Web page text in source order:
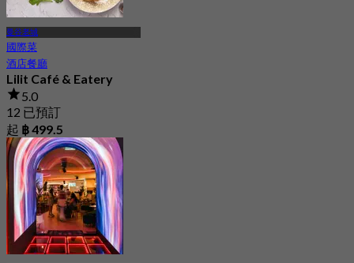
曼谷老城
國際菜
酒店餐廳
Lilit Café & Eatery
5.0
12 已預訂
起 ฿ 499.5